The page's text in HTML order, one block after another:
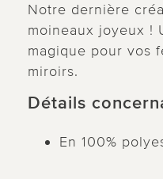
Notre dernière
moineaux joyeux !
magique pour vos
miroirs.
Détails
En 100%